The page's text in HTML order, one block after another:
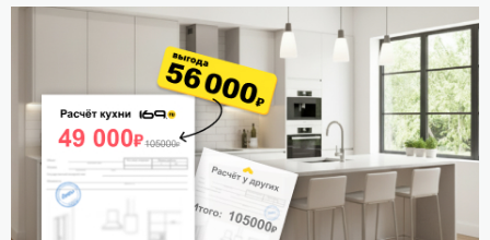
+7 (495) 023-25-00
Заказать звонок
Стать дилером
Расскажите о нас
Поделиться
Оцените магазин